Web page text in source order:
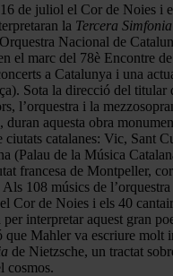
de juliol el Cor de Noies i
la Tercera Simfonia
Nacional de
el marc del 78è Encontre
a Catalunya i una
Sota la direcció del titular
l’orquestra i la
duran aquesta obra
ciutats catalanes: Vic, Sant
(Palau de la Música
francesa de Montpeller,
108 músics de l’orquestra
Cor de Noies i els 40
interpretar aquest gran
que Mahler va escriure molt
de Nietzsche, un tractat
cosmos.